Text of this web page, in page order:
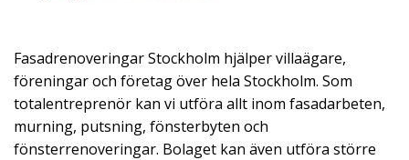
Fasadrenoveringar Stockholm hjälper villaägare,
föreningar och företag över hela Stockholm. Som
totalentreprenör kan vi utföra allt inom fasadarbeten,
murning, putsning, fönsterbyten och
fönsterrenoveringar. Bolaget kan även utföra större